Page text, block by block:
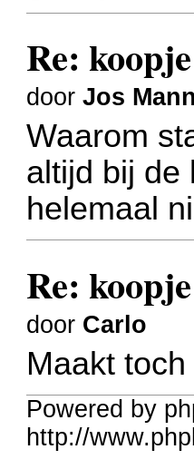
Re:
doorJos
Waarom
altijd bij de
helemaal
Re:
door Carlo
Maakt
Powered by
http://